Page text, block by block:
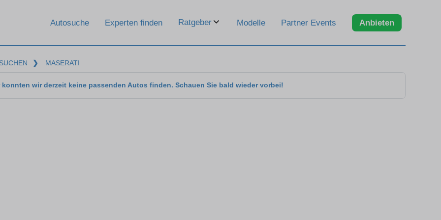
Autosuche Experten finden Ratgeber Modelle Partner Events Anbieten
❯ MASERATI
konnten wir derzeit keine passenden Autos finden. Schauen Sie bald wieder vorbei!